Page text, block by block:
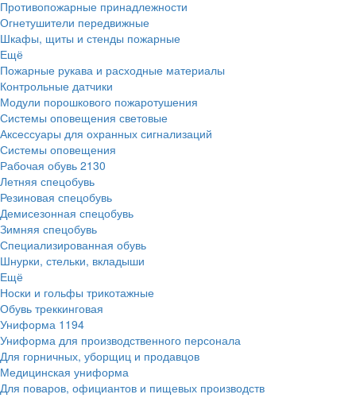
Противопожарные принадлежности
Огнетушители передвижные
Шкафы, щиты и стенды пожарные
Ещё
Пожарные рукава и расходные материалы
Контрольные датчики
Модули порошкового пожаротушения
Системы оповещения световые
Аксессуары для охранных сигнализаций
Системы оповещения
Рабочая обувь 2130
Летняя спецобувь
Резиновая спецобувь
Демисезонная спецобувь
Зимняя спецобувь
Специализированная обувь
Шнурки, стельки, вкладыши
Ещё
Носки и гольфы трикотажные
Обувь треккинговая
Униформа 1194
Униформа для производственного персонала
Для горничных, уборщиц и продавцов
Медицинская униформа
Для поваров, официантов и пищевых производств